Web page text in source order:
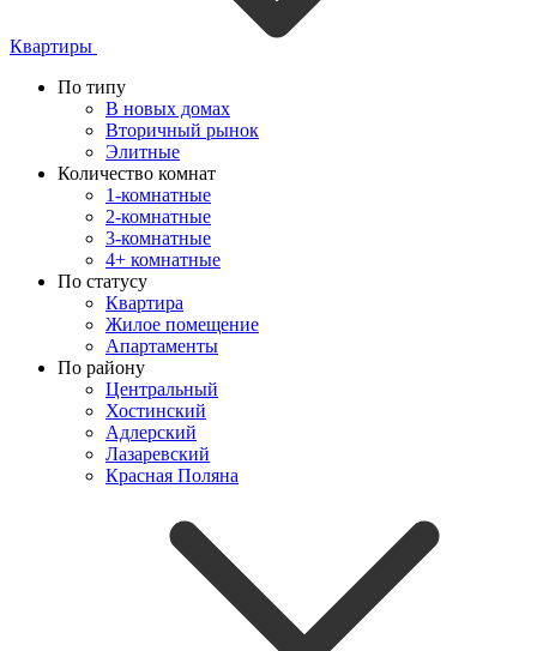
Квартиры
По типу
В новых домах
Вторичный рынок
Элитные
Количество комнат
1-комнатные
2-комнатные
3-комнатные
4+ комнатные
По статусу
Квартира
Жилое помещение
Апартаменты
По району
Центральный
Хостинский
Адлерский
Лазаревский
Красная Поляна